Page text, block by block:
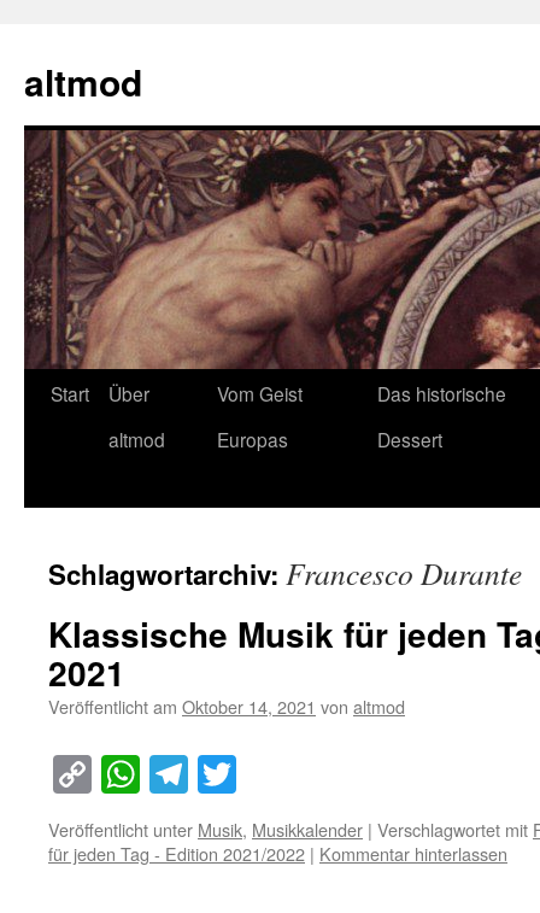
springen
altmod
Start
Über
altmod
Vom Geist
Europas
Das historische
Dessert
Schlagwortarchiv: Francesco Durante
Klassische Musik für jeden
2021
Veröffentlicht am Oktober 14, 2021 von altmod
Copy
Link
WhatsApp
Telegram
Veröffentlicht unter Musik, Musikkalender | Verschlagwortet mit
für jeden Tag - Edition 2021/2022 | Kommentar hinterlassen